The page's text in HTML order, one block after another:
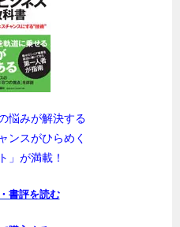
悩みが解決する
ンスがひらめく
」が満載！
書評を読む